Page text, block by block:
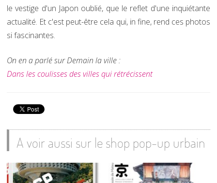
le vestige d'un Japon oublié, que le reflet d'une inquiétante
actualité. Et c'est peut-être cela qui, in fine, rend ces photos
si fascinantes.
On en a parlé sur Demain la ville :
Dans les coulisses des villes qui rétrécissent
A voir aussi sur le shop pop-up urbain